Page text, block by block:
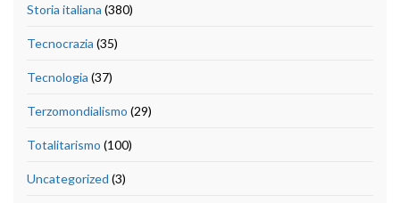
Storia italiana (380)
Tecnocrazia (35)
Tecnologia (37)
Terzomondialismo (29)
Totalitarismo (100)
Uncategorized (3)